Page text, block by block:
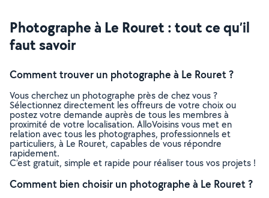
Photographe à Le Rouret : tout ce qu’il
faut savoir
Comment trouver un photographe à Le Rouret ?
Vous cherchez un photographe près de chez vous ?
Sélectionnez directement les offreurs de votre choix ou
postez votre demande auprès de tous les membres à
proximité de votre localisation. AlloVoisins vous met en
relation avec tous les photographes, professionnels et
particuliers, à Le Rouret, capables de vous répondre
rapidement.
C’est gratuit, simple et rapide pour réaliser tous vos projets !
Comment bien choisir un photographe à Le Rouret ?